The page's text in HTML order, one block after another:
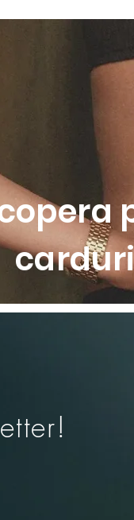
noi: mai moi si
si fine pentru confort
moale si neted